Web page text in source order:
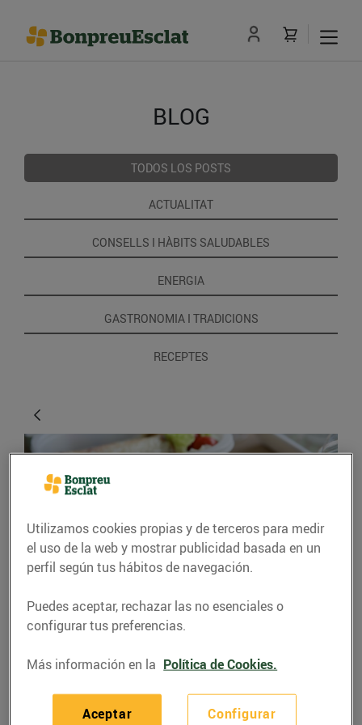
BLOG
TODOS LOS POSTS
ACTUALITAT
CONSELLS I HÀBITS SALUDABLES
ENERGIA
GASTRONOMIA I TRADICIONS
RECEPTES
CONSEJOS Y HÁBITOS SALUDABLES
Et toca dinar fora de
casa?
Utilizamos cookies propias y de terceros para medir
el uso de la web y mostrar publicidad basada en un
perfil según tus hábitos de navegación.
Puedes aceptar, rechazar las no esenciales o
configurar tus preferencias.
Más información en la Política de Cookies.
Configurar
Aceptar